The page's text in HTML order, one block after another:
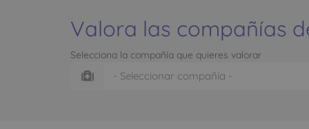
Valora las compañías
Selecciona la compañía que quieres valorar